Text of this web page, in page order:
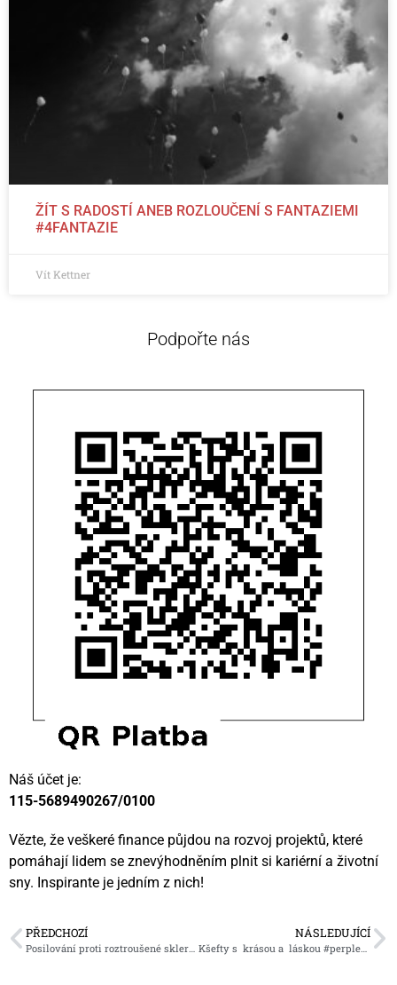
ŽÍT S RADOSTÍ ANEB ROZLOUČENÍ S FANTAZIEMI
#4FANTAZIE
Vít Kettner
Podpořte nás
Náš účet je:
115-5689490267/0100
Vězte, že veškeré finance půjdou na rozvoj projektů, které
pomáhají lidem se znevýhodněním plnit si kariérní a životní
sny. Inspirante je jedním z nich!
PŘEDCHOZÍ NÁSLEDUJÍCÍ
Kšefty s krásou a láskou #perplexveměstě